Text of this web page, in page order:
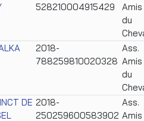
528210004915429
Amis
du
2018-
788259810020328
Ass.
Amis
du
DE 2018-
250259600583902
Ass.
Amis